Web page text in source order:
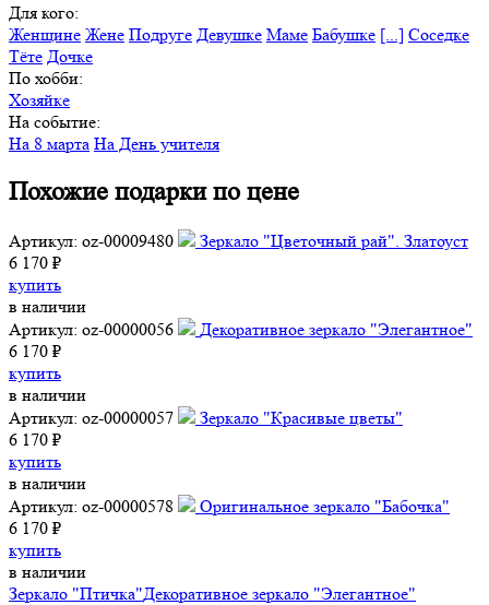
Для кого:
Женщине Жене Подруге Девушке Маме Бабушке [...] Соседке
Тёте Дочке
По хобби:
Хозяйке
На событие:
На 8 марта На День учителя
Похожие подарки по цене
Артикул: oz-00009480
Зеркало "Цветочный рай". Златоуст
6 170 ₽
купить
в наличии
Артикул: oz-00000056
Декоративное зеркало "Элегантное"
6 170 ₽
купить
в наличии
Артикул: oz-00000057
Зеркало "Красивые цветы"
6 170 ₽
купить
в наличии
Артикул: oz-00000578
Оригинальное зеркало "Бабочка"
6 170 ₽
купить
в наличии
Зеркало "Птичка"Декоративное зеркало "Элегантное"